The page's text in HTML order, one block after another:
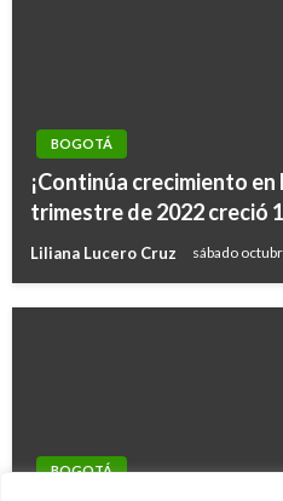
BOGOTÁ
¡Continúa crecimiento
trimestre de 2022 creció
Liliana Lucero Cruz sábado
BOGOTÁ